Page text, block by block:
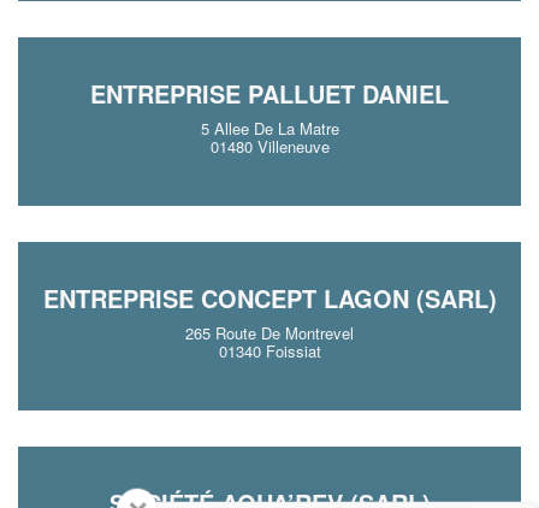
ENTREPRISE PALLUET DANIEL
5 Allee De La Matre
01480 Villeneuve
ENTREPRISE CONCEPT LAGON (SARL)
265 Route De Montrevel
01340 Foissiat